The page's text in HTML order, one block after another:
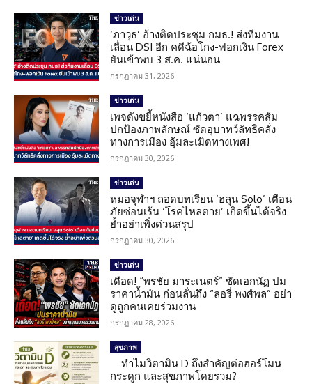
ข่าวเด่น
‘ภาวุธ’ อ้างติดประชุม กมธ.! ส่งทีมงาน
เลื่อน DSI อีก คดีฉ้อโกง-ฟอกเงิน Forex
ยันเข้าพบ 3 ส.ค. แน่นอน
กรกฎาคม 31, 2026
ข่าวเด่น
เพจดังขยี้หนังสือ ‘แก้วตา’ แฉพรรคส้ม
ปกป้องภาพลักษณ์ ซัดอุบาทว์ลัทธิคลั่ง
ทางการเมือง อุ้มละเมิดทางเพศ!
กรกฎาคม 30, 2026
ข่าวเด่น
หมอจุฬาฯ ถอดบทเรียน ‘ฮลุน Solo’ เตือน
ภัยซ่อนเร้น ‘โรคไหลตาย’ เกิดขึ้นได้จริง
ย้ำอย่าเพิ่งด่วนสรุป
กรกฎาคม 30, 2026
ข่าวเด่น
เดือด! “พรชัย มาระเนตร์” ซัดเอกนัฏ ปม
ราคาน้ำมัน ก่อนลั่นถึง “ลอรี่ พงศ์พล” อย่า
ดูถูกคนเคยร่วมงาน
กรกฎาคม 28, 2026
สุขภาพ
ทำไมวิตามิน D ถึงสำคัญต่อฮอร์โมน
กระดูก และสุขภาพโดยรวม?